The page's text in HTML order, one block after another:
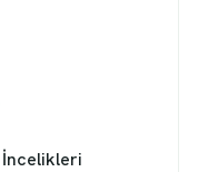
İncelikleri